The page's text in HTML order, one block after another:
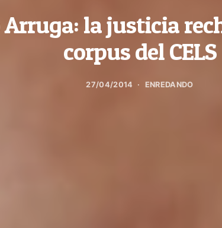
la justicia
corpus del CELS
27/04/2014 ENREDANDO